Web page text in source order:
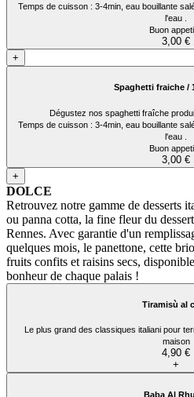
Temps de cuisson : 3-4min, eau bouillante
l'eau .
Buon
3,00 €
+
Spaghetti fraiche /
Dégustez nos spaghetti fraîche
Temps de cuisson : 3-4min, eau bouillante
l'eau .
Buon
3,00 €
+
DOLCE
Retrouvez notre gamme de desserts
ou panna cotta, la fine fleur du
Rennes. Avec garantie d'un
quelques mois, le panettone, cette
fruits confits et raisins secs,
bonheur de chaque palais !
Tiramisù al
Le plus grand des classiques italiani pour
maison
4,90 €
+
Baba Al